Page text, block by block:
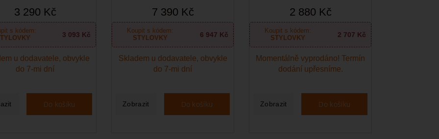
3 290 Kč
s kódem:
3 093 Kč
u dodavatele, obvykle
do 7-mi dní
Do košíku
7 390 Kč
Koupit s kódem:
STYLOVKY
6 947 Kč
Skladem u dodavatele, obvykle
do 7-mi dní
Zobrazit Do košíku
2 880 Kč
Koupit s kódem:
STYLOVKY
2 707 Kč
Momentálně vyprodáno! Termín
dodání upřesníme.
Zobrazit Do košíku